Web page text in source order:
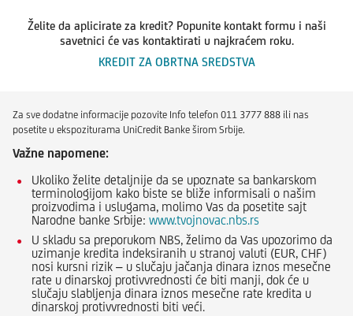
Želite da aplicirate za kredit? Popunite kontakt formu i naši
savetnici će vas kontaktirati u najkraćem roku.
KREDIT ZA OBRTNA SREDSTVA
Za sve dodatne informacije pozovite Info telefon 011 3777 888 ili nas
posetite u ekspoziturama UniCredit Banke širom Srbije.
Važne napomene:
Ukoliko želite detaljnije da se upoznate sa bankarskom
terminologijom kako biste se bliže informisali o našim
proizvodima i uslugama, molimo Vas da posetite sajt
Narodne banke Srbije: www.tvojnovac.nbs.rs
U skladu sa preporukom NBS, želimo da Vas upozorimo da
uzimanje kredita indeksiranih u stranoj valuti (EUR, CHF)
nosi kursni rizik – u slučaju jačanja dinara iznos mesečne
rate u dinarskoj protivvrednosti će biti manji, dok će u
slučaju slabljenja dinara iznos mesečne rate kredita u
dinarskoj protivvrednosti biti veći.